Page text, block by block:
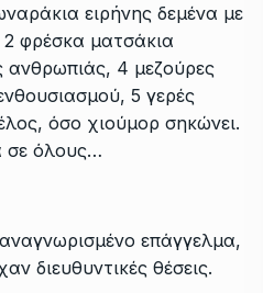
ειρήνης δεμένα με
φρέσκα ματσάκια
ανθρωπιάς, 4 μεζούρες
5 γερές
όσο χιούμορ σηκώνει.
σε όλους…
επάγγελμα,
διευθυντικές θέσεις.